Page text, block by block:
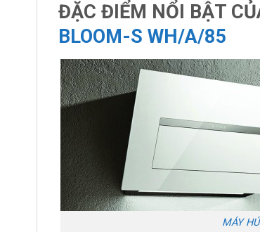
ĐẶC ĐIỂM NỔI BẬT
BLOOM-S WH/A/85
MÁY